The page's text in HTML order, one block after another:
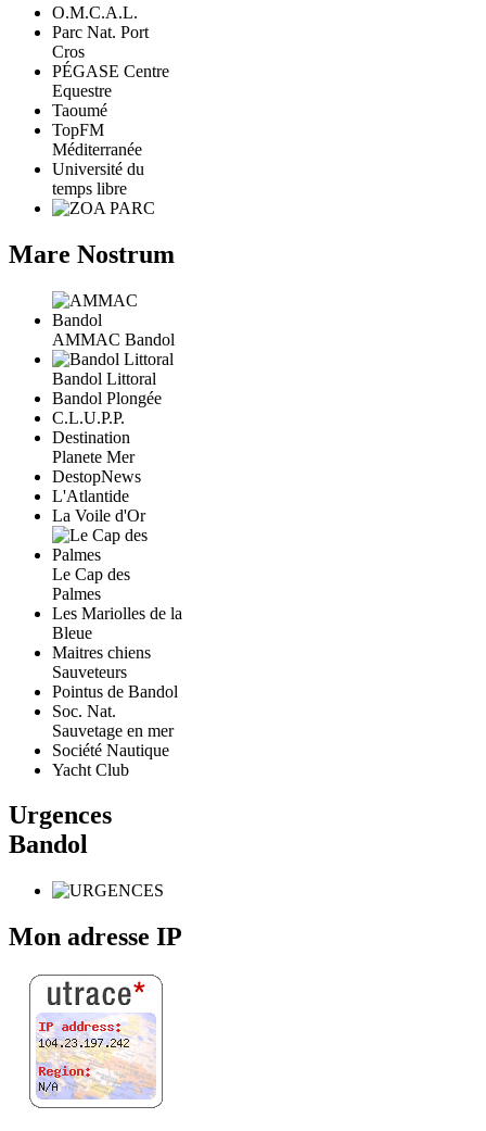
O.M.C.A.L.
Parc Nat. Port
Cros
PÉGASE Centre
Equestre
Taoumé
TopFM
Méditerranée
Université du
temps libre
Mare Nostrum
AMMAC Bandol
Bandol Littoral
Bandol Plongée
C.L.U.P.P.
Destination
Planete Mer
DestopNews
L'Atlantide
La Voile d'Or
Le Cap des
Palmes
Les Mariolles de la
Bleue
Maitres chiens
Sauveteurs
Pointus de Bandol
Soc. Nat.
Sauvetage en mer
Société Nautique
Yacht Club
Urgences
Bandol
Mon adresse IP